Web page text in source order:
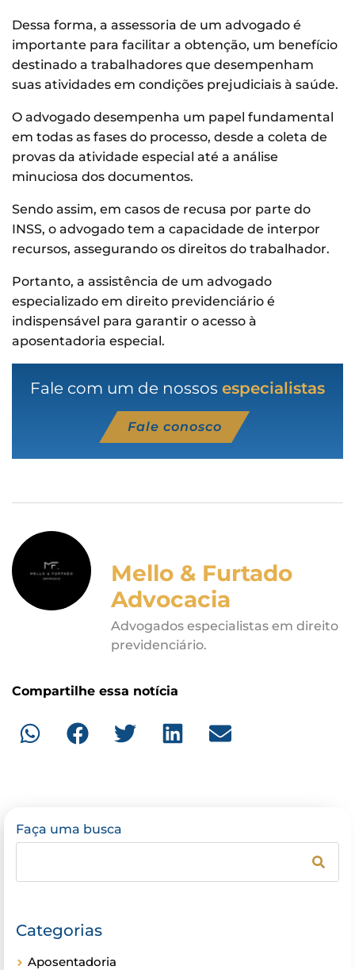
Dessa forma, a assessoria de um advogado é
importante para facilitar a obtenção, um benefício
destinado a trabalhadores que desempenham
suas atividades em condições prejudiciais à saúde.
O advogado desempenha um papel fundamental
em todas as fases do processo, desde a coleta de
provas da atividade especial até a análise
minuciosa dos documentos.
Sendo assim, em casos de recusa por parte do
INSS, o advogado tem a capacidade de interpor
recursos, assegurando os direitos do trabalhador.
Portanto, a assistência de um advogado
especializado em direito previdenciário é
indispensável para garantir o acesso à
aposentadoria especial.
Fale com um de nossos especialistas
Fale conosco
Mello & Furtado
Advocacia
Advogados especialistas em direito
previdenciário.
Compartilhe essa notícia
Faça uma busca
Categorias
Aposentadoria